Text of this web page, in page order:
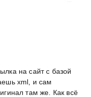
на сайт с базой
xml, и сам
там же. Как всё